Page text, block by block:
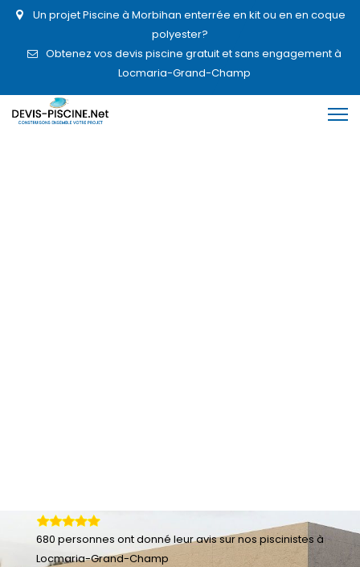
Un projet Piscine à Morbihan enterrée en kit ou en en coque
polyester?
Obtenez vos devis piscine gratuit et sans engagement à
Locmaria-Grand-Champ
680 personnes ont donné leuravis sur nos piscinistes à
Locmaria-Grand-Champ